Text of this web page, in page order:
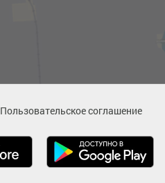
Пользовательское соглашение